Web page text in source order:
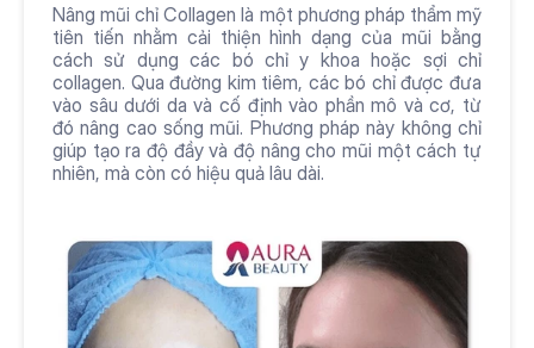
Nâng mũi chỉ Collagen là một phương pháp thẩm mỹ
tiên tiến nhằm cải thiện hình dạng của mũi bằng
cách sử dụng các bó chỉ y khoa hoặc sợi chỉ
collagen. Qua đường kim tiêm, các bó chỉ được đưa
vào sâu dưới da và cố định vào phần mô và cơ, từ
đó nâng cao sống mũi. Phương pháp này không chỉ
giúp tạo ra độ đầy và độ nâng cho mũi một cách tự
nhiên, mà còn có hiệu quả lâu dài.